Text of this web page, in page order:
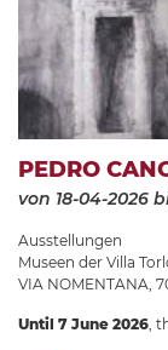
PEDRO
von 18-04-2026
Ausstellungen
Museen der Villa
VIA NOMENTANA,
Until 7 June 2026,